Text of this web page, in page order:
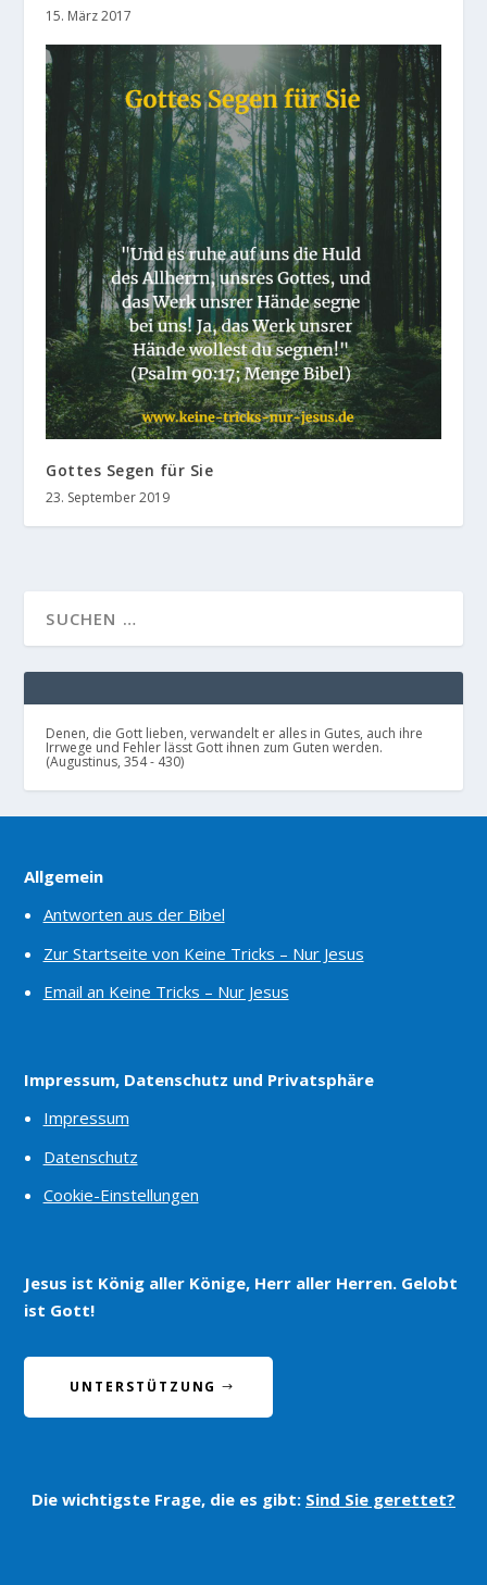
15. März 2017
Gottes Segen für Sie
23. September 2019
Denen, die Gott lieben, verwandelt er alles in Gutes, auch ihre
Irrwege und Fehler lässt Gott ihnen zum Guten werden.
(Augustinus, 354 - 430)
Allgemein
Antworten aus der Bibel
Zur Startseite von Keine Tricks – Nur Jesus
Email an Keine Tricks – Nur Jesus
Impressum, Datenschutz und Privatsphäre
Impressum
Datenschutz
Cookie-Einstellungen
Jesus ist König aller Könige, Herr aller Herren. Gelobt
ist Gott!
UNTERSTÜTZUNG
Die wichtigste Frage, die es gibt: Sind Sie gerettet?